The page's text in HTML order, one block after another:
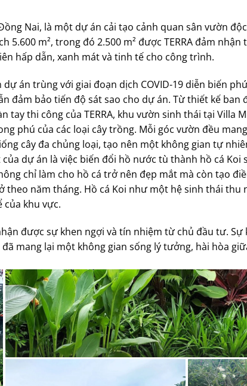
Nai, là một dự án cải tạo cảnh quan sân vườn
5.600 m², trong đó 2.500 m² được TERRA đảm
hấp dẫn, xanh mát và tinh tế cho công trình.
án trùng với giai đoạn dịch COVID-19 diễn biến
đảm bảo tiến độ sát sao cho dự án. Từ thiết kế
tay thi công của TERRA, khu vườn sinh thái tại Villa
phú của các loại cây trồng. Mỗi góc vườn đều
cây đa chủng loại, tạo nên một không gian tự
dự án là việc biến đổi hồ nước tù thành hồ cá Koi
chỉ làm cho hồ cá trở nên đẹp mắt mà còn tạo
theo năm tháng. Hồ cá Koi như một hệ sinh thái thu
của khu vực.
được sự khen ngợi và tín nhiệm từ chủ đầu tư.
mang lại một không gian sống lý tưởng, hài hòa